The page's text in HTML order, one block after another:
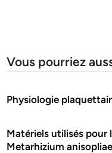
Vous pourriez
Physiologie
Matériels utilisés pour
Metarhizium anisopliae